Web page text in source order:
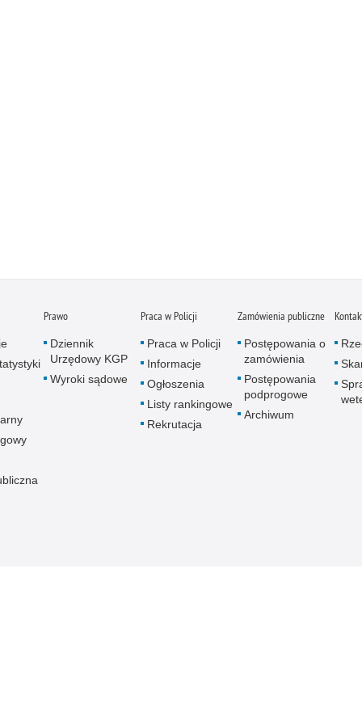
Prawo
Dziennik
Urzędowy KGP
Wyroki sądowe
Praca w Policji
Praca w Policji
Informacje
Ogłoszenia
Listy rankingowe
Rekrutacja
Zamówienia publiczne
Postępowania o
zamówienia
Postępowania
podprogowe
Archiwum